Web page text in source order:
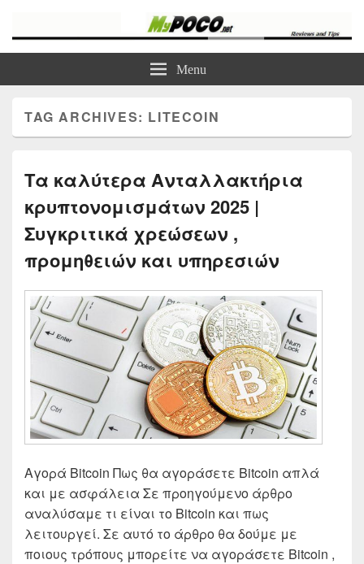
Τα καλύτερα Reviews , Συγκρίσεις , VPN , Webhosting
Menu
TAG ARCHIVES: LITECOIN
Τα καλύτερα Ανταλλακτήρια
κρυπτονομισμάτων 2025 |
Συγκριτικά χρεώσεων ,
προμηθειών και υπηρεσιών
Αγορά Bitcoin Πως θα αγοράσετε Bitcoin απλά
και με ασφάλεια Σε προηγούμενο άρθρο
αναλύσαμε τι είναι το Bitcoin και πως
λειτουργεί. Σε αυτό το άρθρο θα δούμε με
ποιους τρόπους μπορείτε να αγοράσετε Bitcoin ,